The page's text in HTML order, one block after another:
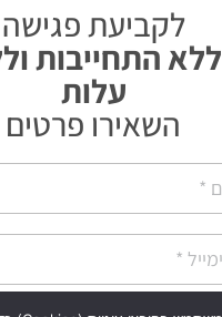
לקביעת פגישה
ללא התחייבות
עלות
השאירו פרטים